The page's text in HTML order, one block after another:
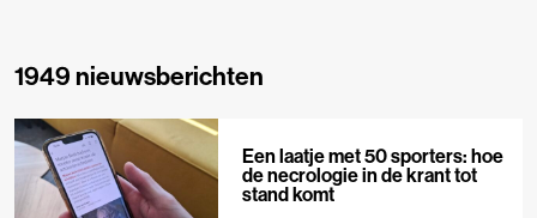
1949 nieuwsberichten
Een laatje met 50 sporters: hoe
de necrologie in de krant tot
stand komt